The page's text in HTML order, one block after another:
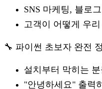
SNS 마케팅, 블로
고객이 어떻게 우
🔧 파이썬 초보자 완전
설치부터 막히는
"안녕하세요" 출력